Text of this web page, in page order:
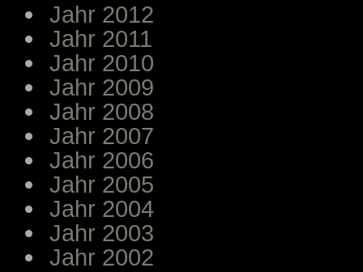
Jahr 2012
Jahr 2011
Jahr 2010
Jahr 2009
Jahr 2008
Jahr 2007
Jahr 2006
Jahr 2005
Jahr 2004
Jahr 2003
Jahr 2002